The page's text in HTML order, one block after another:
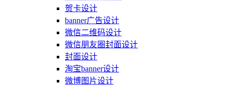
贺卡设计
banner广告设计
微信二维码设计
微信朋友圈封面设计
封面设计
淘宝banner设计
微博图片设计